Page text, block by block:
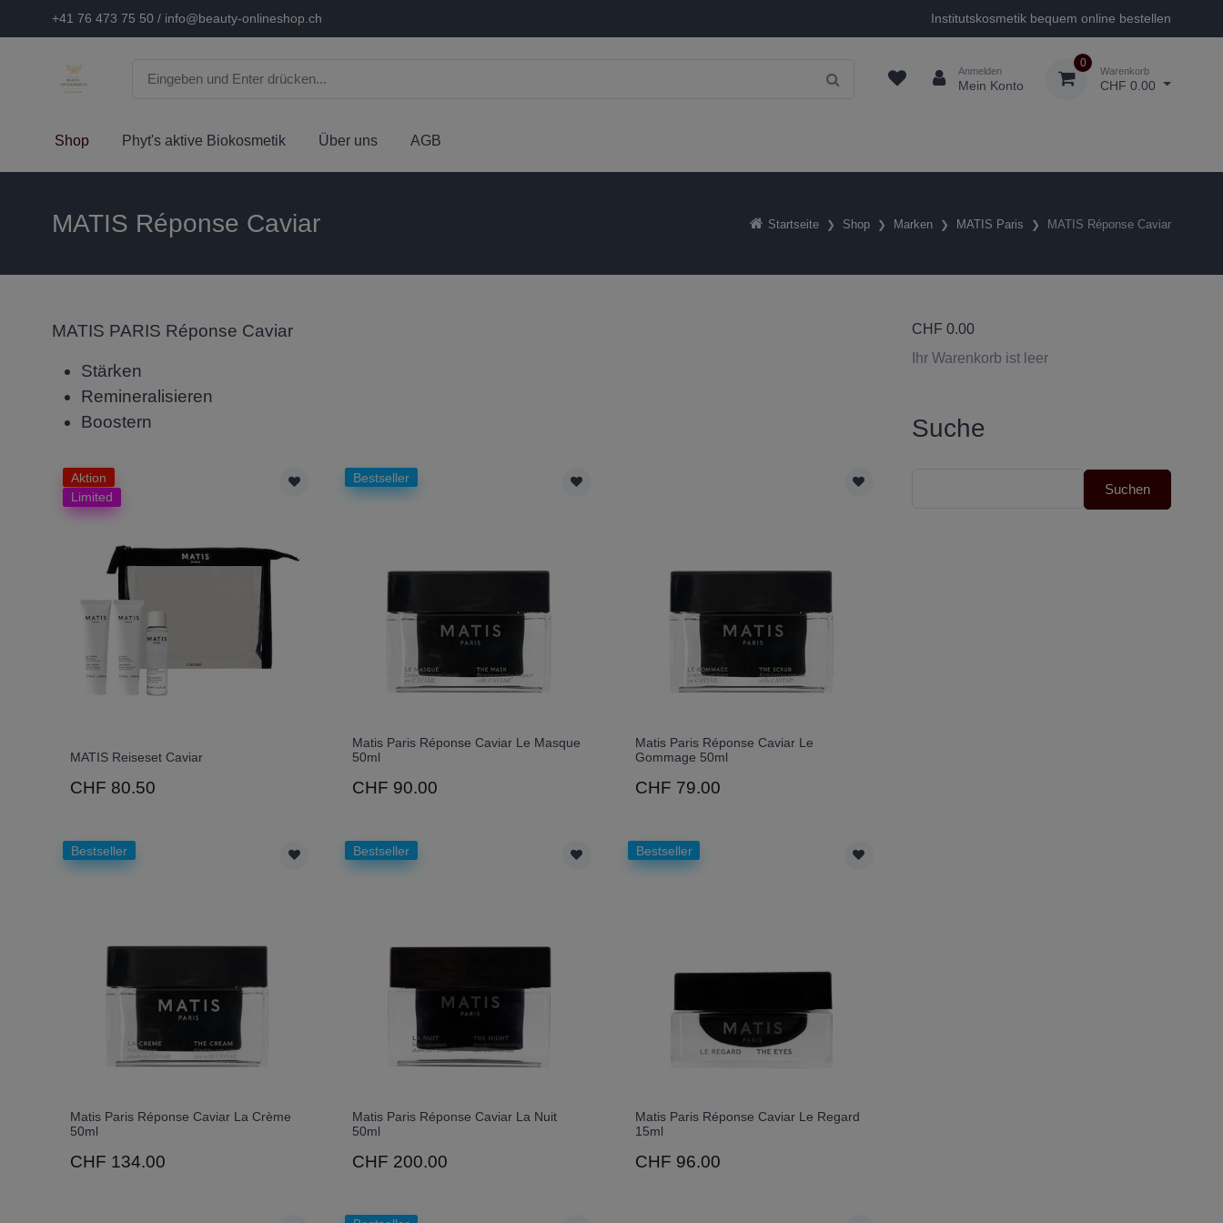
+41 76 473 75 50 / info@beauty-onlineshop.ch Institutskosmetik bequem online bestellen
Anmelden
Mein Konto
0
Warenkorb
CHF 0.00
Shop Phyt's aktive Biokosmetik Über uns AGB
Startseite Shop Marken MATIS Paris MATIS Réponse Caviar
MATIS Réponse Caviar
MATIS PARIS Réponse Caviar
Stärken
Remineralisieren
Boostern
Aktion
Limited
MATIS Reiseset Caviar
CHF 80.50
Bestseller
Matis Paris Réponse Caviar Le Masque
50ml
CHF 90.00
Matis Paris Réponse Caviar Le
Gommage 50ml
CHF 79.00
Bestseller
Matis Paris Réponse Caviar La Crème
50ml
CHF 134.00
Bestseller
Matis Paris Réponse Caviar La Nuit
50ml
CHF 200.00
Bestseller
Matis Paris Réponse Caviar Le Regard
15ml
CHF 96.00
CHF 0.00
Ihr Warenkorb ist leer
Suche